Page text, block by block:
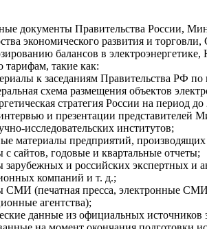
документы Правительства России,
экономического развития и
балансов в
тарифам, такие как:
к заседаниям Правительства РФ по
схема размещения объектов
стратегия России на период до
и презентации представителей
исследовательских институтов;
материалы предприятий,
с сайтов, годовые и квартальные отчеты;
зарубежных и российских экспертных и
компаний и т. д.;
СМИ (печатная пресса, электронные
агентства);
данные из официальных источников